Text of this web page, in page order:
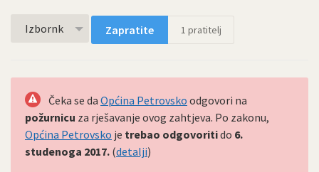
Izbornk Zapratite 1 pratitelj
Čeka se da Općina Petrovsko odgovori na
požurnicu za rješavanje ovog zahtjeva. Po zakonu,
Općina Petrovsko je trebao odgovoritido 6.
studenoga 2017. (detalji)